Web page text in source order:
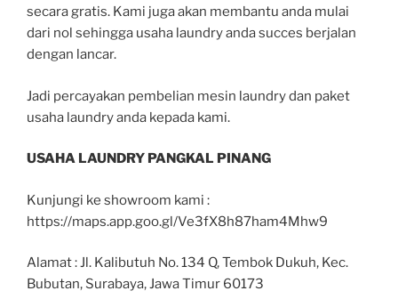
secara gratis. Kami juga akan membantu anda mulai
dari nol sehingga usaha laundry anda succes berjalan
dengan lancar.
Jadi percayakan pembelian mesin laundry dan paket
usaha laundry anda kepada kami.
USAHA LAUNDRY PANGKAL PINANG
Kunjungi ke showroom kami :
https://maps.app.goo.gl/Ve3fX8h87ham4Mhw9
Alamat : Jl. Kalibutuh No. 134 Q, Tembok Dukuh, Kec.
Bubutan, Surabaya, Jawa Timur 60173